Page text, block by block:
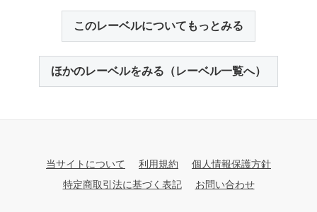
このレーベルについてもっとみる
ほかのレーベルをみる（レーベル一覧へ）
当サイトについて 利用規約
個人情報保護方針
特定商取引法に基づく表記
お問い合わせ